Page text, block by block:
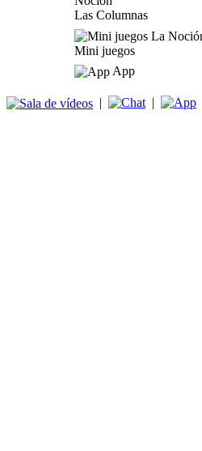
Las Columnas
Mini juegos
App
| |